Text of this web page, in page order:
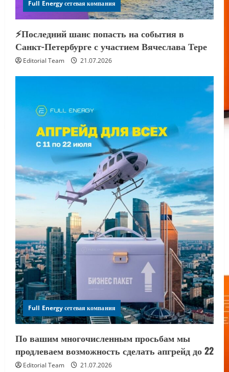
Full Energy сетевая компания
По вашим многочисленным просьбам мы
продлеваем возможность сделать апгрейд до 22
Editorial Team 21.07.2026
Идея продуктов Full Energy: Инновации и